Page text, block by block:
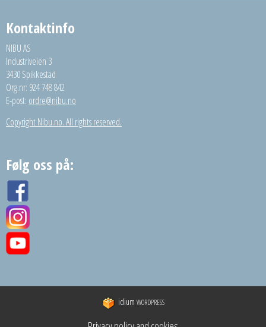
Kontaktinfo
NIBU AS
Industriveien 3
3430 Spikkestad
Org.nr: 924 748 842
E-post: ordre@nibu.no
Copyright Nibu.no. All rights reserved.
Følg oss på:
idium WORDPRESS